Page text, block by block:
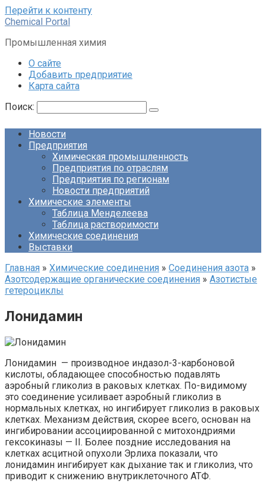
Перейти к контенту
Chemical Portal
Промышленная химия
О сайте
Добавить предприятие
Карта сайта
Поиск:
Новости
Предприятия
Химическая промышленность
Предприятия по отраслям
Предприятия по регионам
Новости предприятий
Химические элементы
Таблица Менделеева
Таблица растворимости
Химические соединения
Выставки
Главная » Химические соединения » Соединения азота »
Азотсодержащие органические соединения » Азотистые
гетероциклы‎
Лонидамин
Лонидамин — производное индазол-3-карбоновой
кислоты, обладающее способностью подавлять
аэробный гликолиз в раковых клетках. По-видимому
это соединение усиливает аэробный гликолиз в
нормальных клетках, но ингибирует гликолиз в раковых
клетках. Механизм действия, скорее всего, основан на
ингибировании ассоциированной с митохондриями
гексокиназы — II. Более поздние исследования на
клетках асцитной опухоли Эрлиха показали, что
лонидамин ингибирует как дыхание так и гликолиз, что
приводит к снижению внутриклеточного АТФ.